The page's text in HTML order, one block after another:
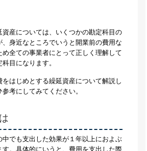
資産については、いくつかの勘定科目の
身近なところでいうと開業前の費用な
め全ての事業者にとって正しく理解して
目になります。
をはじめとする繰延資産について解説し
考にしてみてください。
中でも支出した効果が１年以上におよぶ